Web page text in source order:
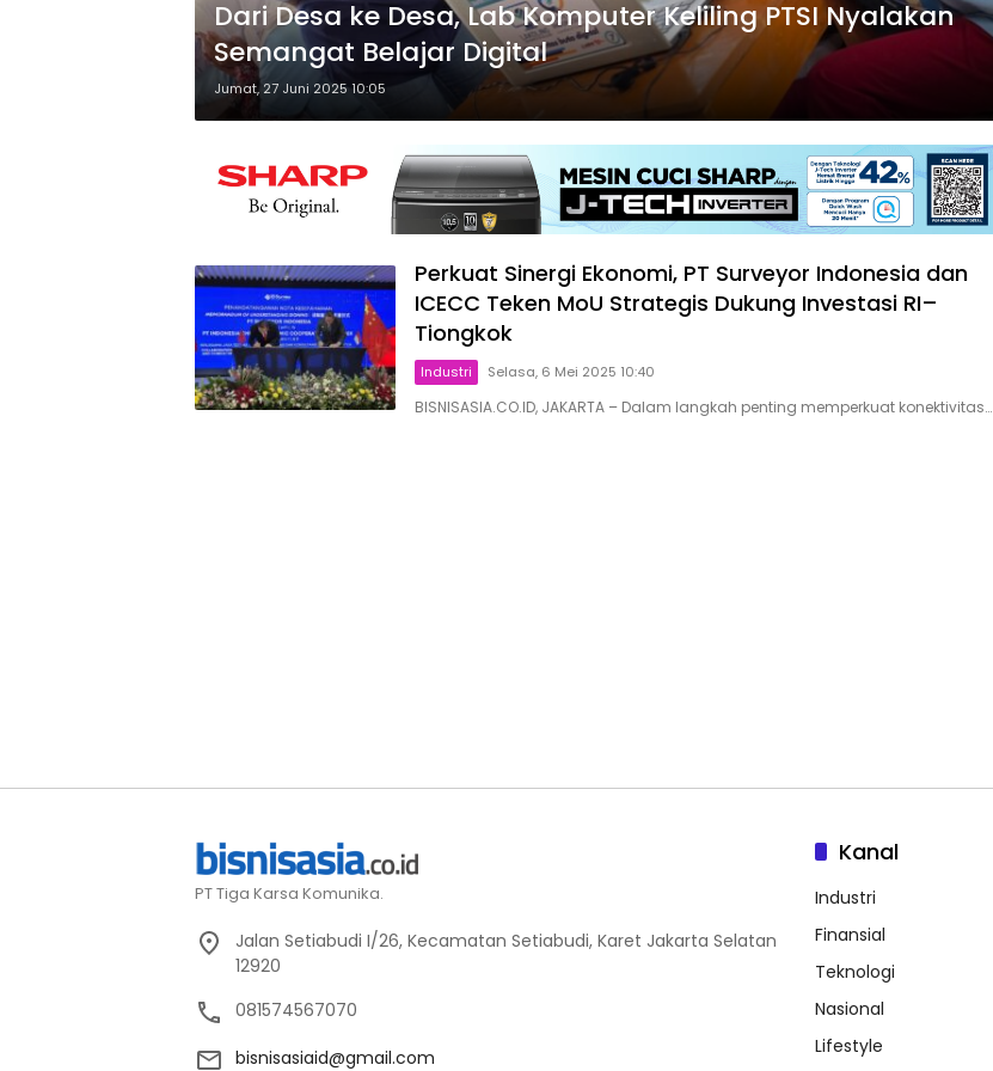
Dari Desa ke Desa, Lab Komputer Keliling PTSI Nyalakan
Semangat Belajar Digital
Jumat, 27 Juni 2025 10:05
Perkuat Sinergi Ekonomi, PT Surveyor Indonesia dan
ICECC Teken MoU Strategis Dukung Investasi RI–
Tiongkok
Industri Selasa, 6 Mei 2025 10:40
BISNISASIA.CO.ID, JAKARTA – Dalam langkah penting memperkuat konektivitas…
PT Tiga Karsa Komunika.
Jalan Setiabudi I/26, Kecamatan Setiabudi, Karet Jakarta Selatan
12920
081574567070
bisnisasiaid@gmail.com
Kanal
Industri
Finansial
Teknologi
Nasional
Lifestyle